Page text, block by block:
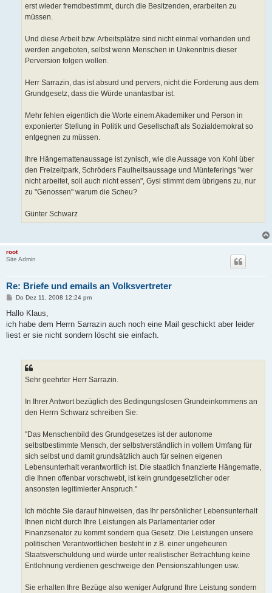
erst wieder fremdbestimmt, durch die Besitzenden, erarbeiten zu
müssen.
Und diese Arbeit bzw. Arbeitsplätze sind nicht einmal vorhanden und
werden angeboten, selbst wenn Menschen in Unkenntnis dieser
Perversion folgen wollen.
Herr Sarrazin, das ist absurd und pervers, nicht die Forderung aus dem
Grundgesetz, dass die Würde unantastbar ist.
Mehr fehlen eigentlich die Worte einem Akademiker und Person in
exponierter Stellung in Politik und Gesellschaft als Sozialdemokrat so
entgegnen zu müssen.
Ihre Hängemattenaussage ist zynisch, wie die Aussage von Kohl über
den Freizeitpark, Schröders Faulheitsaussage und Münteferings "wer
nicht arbeitet, soll auch nicht essen", Gysi stimmt dem übrigens zu, nur
zu "Genossen" warum die Scheu?
Günter Schwarz
root
Site Admin
Re: Briefe und emails an Volksvertreter
B
i
r
a
Do Dez 11, 2008 12:24 pm
Hallo Klaus,
ich habe dem Herrn Sarrazin auch noch eine Mail geschickt aber leider
liest er sie nicht sondern löscht sie einfach.
Sehr geehrter Herr Sarrazin.
In Ihrer Antwort bezüglich des Bedingungslosen Grundeinkommens an
den Herrn Schwarz schreiben Sie:
"Das Menschenbild des Grundgesetzes ist der autonome
selbstbestimmte Mensch, der selbstverständlich in vollem Umfang für
sich selbst und damit grundsätzlich auch für seinen eigenen
Lebensunterhalt verantwortlich ist. Die staatlich finanzierte Hängematte,
die Ihnen offenbar vorschwebt, ist kein grundgesetzlicher oder
ansonsten legitimierter Anspruch."
Ich möchte Sie darauf hinweisen, das Ihr persönlicher Lebensunterhalt
Ihnen nicht durch Ihre Leistungen als Parlamentarier oder
Finanzsenator zu kommt sondern qua Gesetz. Die Leistungen unsere
politischen Verantwortlichen besteht in z.B. einer ungeheuren
Staatsverschuldung und würde unter realistischer Betrachtung keine
Entlohnung verdienen geschweige den Pensionszahlungen usw.
Sie erhalten Ihre Bezüge also weniger Aufgrund Ihre Leistung sondern